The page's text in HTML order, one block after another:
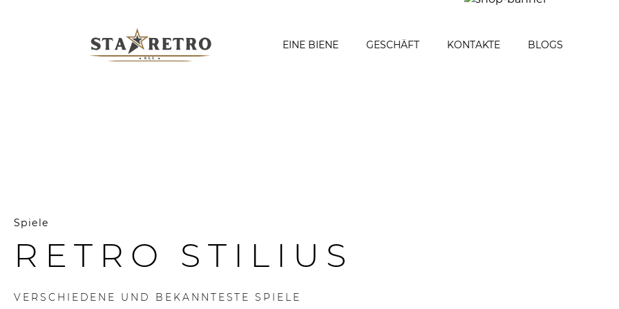
EINE BIENE GESCHÄFT KONTAKTE BLOGS
Spiele
RETRO STILIUS
VERSCHIEDENE UND BEKANNTESTE SPIELE